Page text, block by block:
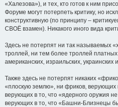
«Халезова»), и тех, кто готов к ним
Форуме могут потерпеть критику, но
конструктивную (по принципу –
СВОЁ взамен). Никакого иного вида
Здесь не потерпят ни так называемых
троллей, ни тем более троллей платных
американских, израильских,
Также здесь не потерпят никаких
«плоскую землю», ни фриков, верующих
верующих в то, что «ядерного оружия
верующих в то, что «Башни-Близнецы